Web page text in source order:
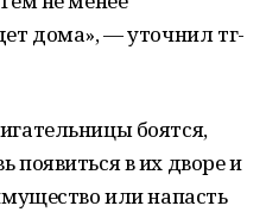
дома», — уточнил тг-
боятся,
в их дворе и
или напасть